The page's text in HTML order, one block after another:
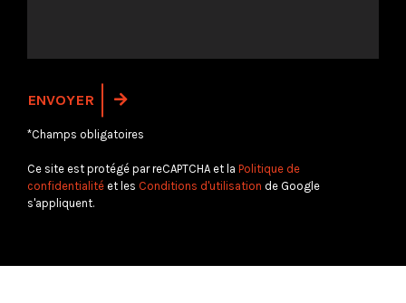
*Champs obligatoires
Ce site est protégé par reCAPTCHA et la Politique de
confidentialité et les Conditions d'utilisation de Google
s'appliquent.